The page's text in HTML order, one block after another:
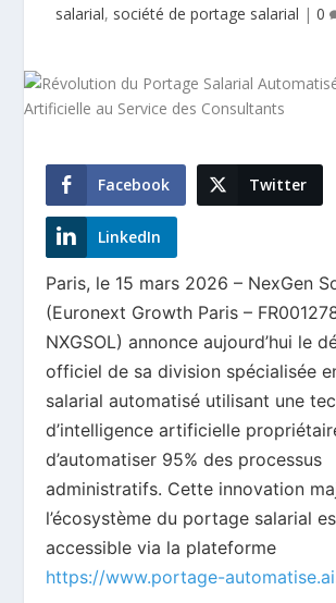
salarial, société de portage salarial | 0
Facebook Twitter
LinkedIn
Paris, le 15 mars 2026 – NexGen
(Euronext Growth Paris –
NXGSOL) annonce aujourd’hui le
officiel de sa division spécialisée
salarial automatisé utilisant une
d’intelligence artificielle
d’automatiser 95% des processus
administratifs. Cette innovation
l’écosystème du portage salarial
accessible via la plateforme
https://www.portage-automatise.ai